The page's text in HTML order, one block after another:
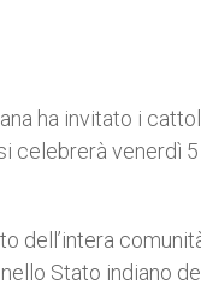
ha invitato i
celebrerà venerdì
dell’intera
Stato indiano